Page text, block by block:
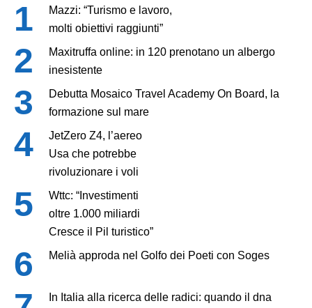
Mazzi: “Turismo e lavoro,
molti obiettivi raggiunti”
Maxitruffa online: in 120 prenotano un albergo
inesistente
Debutta Mosaico Travel Academy On Board, la
formazione sul mare
JetZero Z4, l’aereo
Usa che potrebbe
rivoluzionare i voli
Wttc: “Investimenti
oltre 1.000 miliardi
Cresce il Pil turistico”
Melià approda nel Golfo dei Poeti con Soges
In Italia alla ricerca delle radici: quando il dna